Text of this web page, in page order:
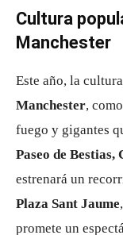
Cultura
Manchester
Este año, la
Manchester,
fuego y gigantes
Paseo de
estrenará un
Plaza Sant Jaume
promete un